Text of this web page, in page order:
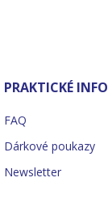
PRAKTICKÉ INFO
FAQ
Dárkové poukazy
Newsletter